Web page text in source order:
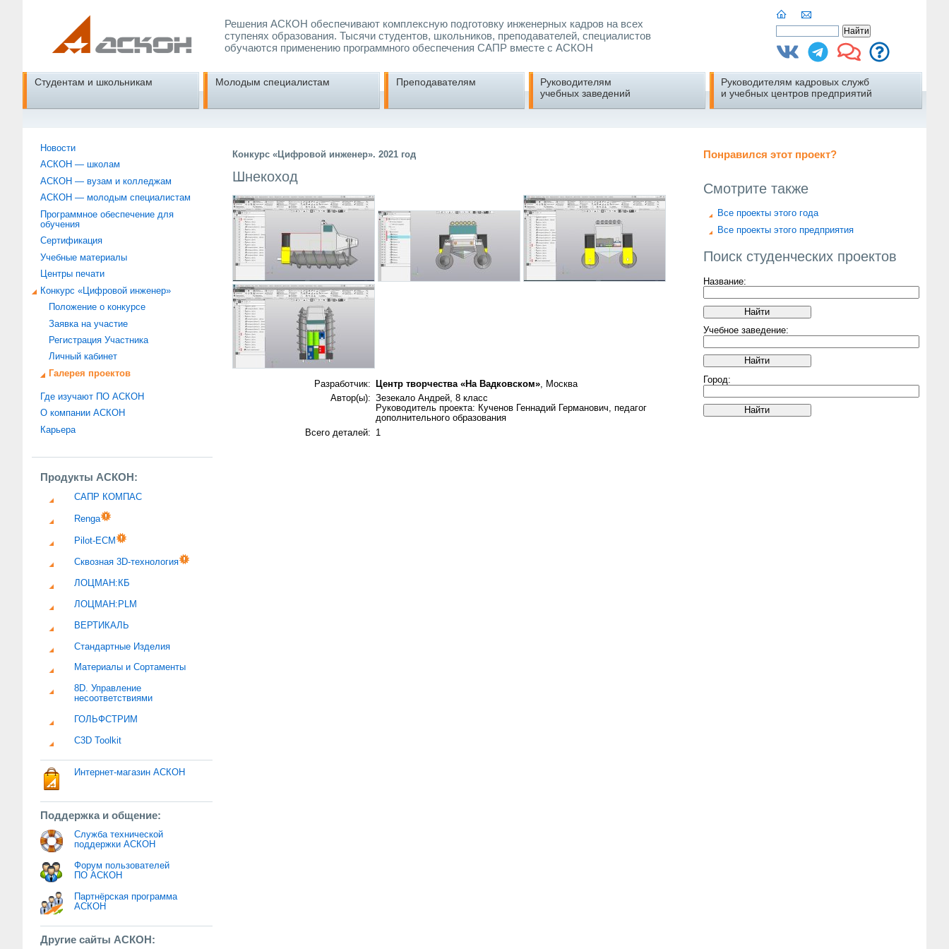
Решения АСКОН обеспечивают комплексную подготовку инженерных кадров на всех
ступенях образования. Тысячи студентов, школьников, преподавателей, специалистов
обучаются применению программного обеспечения САПР вместе с АСКОН
Студентам и школьникам Молодым специалистам Преподавателям
Руководителям
учебных заведений
Руководителям кадровых служб
и учебных центров предприятий
Новости
АСКОН — школам
АСКОН — вузам и колледжам
АСКОН — молодым специалистам
Программное обеспечение для
обучения
Сертификация
Учебные материалы
Центры печати
Конкурс «Цифровой инженер»
Положение о конкурсе
Заявка на участие
Регистрация Участника
Личный кабинет
Галерея проектов
Где изучают ПО АСКОН
О компании АСКОН
Карьера
Продукты АСКОН:
САПР КОМПАС
Renga
Pilot-ECM
Сквозная 3D-технология
ЛОЦМАН:КБ
ЛОЦМАН:PLM
ВЕРТИКАЛЬ
Стандартные Изделия
Материалы и Сортаменты
8D. Управление
несоответствиями
ГОЛЬФСТРИМ
C3D Toolkit
Интернет-магазин АСКОН
Поддержка и общение:
Служба технической
поддержки АСКОН
Форум пользователей
ПО АСКОН
Партнёрская программа
АСКОН
Другие сайты АСКОН:
Понравился этот проект?
Смотрите также
Все проекты этого года
Все проекты этого предприятия
Поиск студенческих проектов
Название:
Учебное заведение:
Город:
Конкурс «Цифровой инженер». 2021 год
Шнекоход
Разработчик: Центр творчества «На Вадковском», Москва
Автор(ы): Зезекало Андрей, 8 класс
Руководитель проекта: Кученов Геннадий Германович, педагог
дополнительного образования
Всего деталей:
1